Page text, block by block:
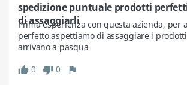
spedizione puntuale prodotti
di assaggiarli
Prima esperienza con questa azienda, per
perfetto aspettiamo di assaggiare i
arrivano a pasqua
thumb_up 0 thumb_down 0 flag